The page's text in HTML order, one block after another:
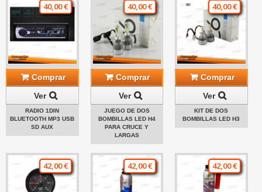
40,00 €
Comprar
Ver
RADIO 1DIN
BLUETOOTH MP3 USB
SD AUX
40,00 €
Comprar
Ver
JUEGO DE DOS
BOMBILLAS LED H4
PARA CRUCE Y
LARGAS
40,00 €
Comprar
Ver
KIT DE DOS
BOMBILLAS LED H3
42,00 € 42,00 € 42,00 €